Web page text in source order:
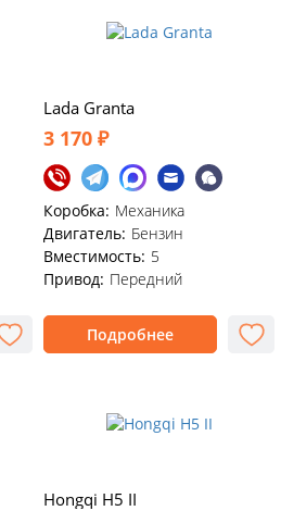
Lada Granta
3 170 ₽
Коробка: Механика
Двигатель: Бензин
Вместимость: 5
Привод: Передний
Подробнее
Hongqi H5 II